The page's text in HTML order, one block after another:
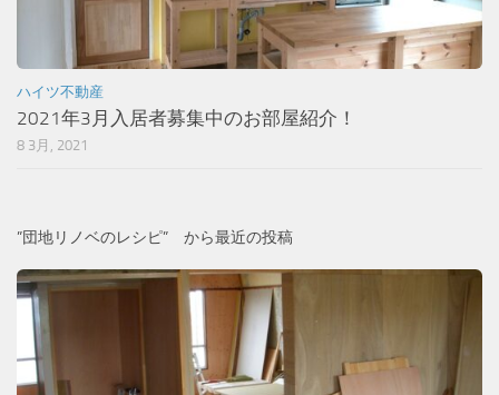
ハイツ不動産
2021年3月入居者募集中のお部屋紹介！
8 3月, 2021
”団地リノベのレシピ” から最近の投稿